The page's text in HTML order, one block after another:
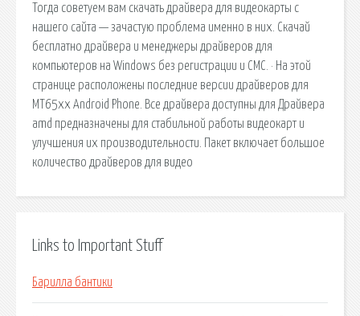
Тогда советуем вам скачать драйвера для видеокарты с
нашего сайта — зачастую проблема именно в них. Скачай
бесплатно драйвера и менеджеры драйверов для
компьютеров на Windows без регистрации и СМС. · На этой
странице расположены последние версии драйверов для
MT65xx Android Phone. Все драйвера доступны для Драйвера
amd предназначены для стабильной работы видеокарт и
улучшения их производительности. Пакет включает большое
количество драйверов для видео
Links to Important Stuff
Барилла бантики